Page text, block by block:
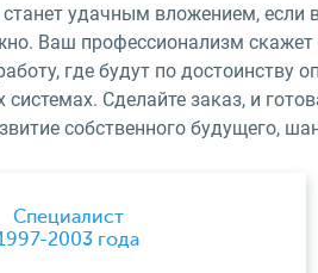
станет удачным вложением,
Ваш профессионализм
где будут по достоинству
системах. Сделайте заказ, и
собственного будущего,
Специалист
2003 года